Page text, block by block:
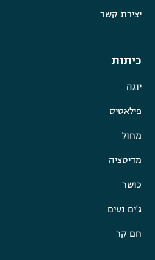
יצירת קשר
כיתות
יוגה
פילאטיס
מחול
מדיטציה
כושר
ג'ים נעים
חם קר